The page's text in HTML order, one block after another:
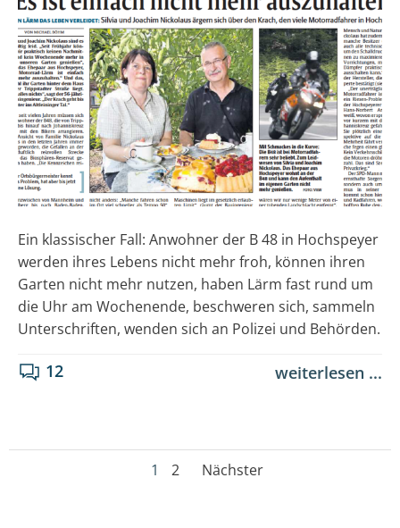
Ein klassischer Fall: Anwohner der B 48 in Hochspeyer
werden ihres Lebens nicht mehr froh, können ihren
Garten nicht mehr nutzen, haben Lärm fast rund um
die Uhr am Wochenende, beschweren sich, sammeln
Unterschriften, wenden sich an Polizei und Behörden.
12 weiterlesen ...
Posts
Page
1 Page
2
Posts
Nächster